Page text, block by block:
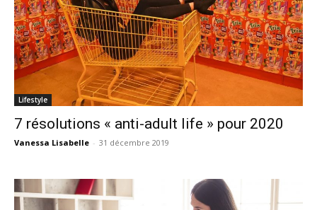
Lifestyle
7 résolutions « anti-adult life » pour 2020
Vanessa Lisabelle - 31 décembre 2019